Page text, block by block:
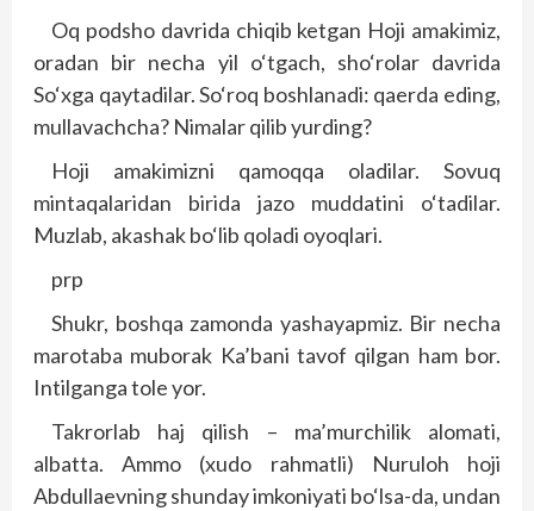
Oq podsho davrida chiqib ketgan Hoji amakimiz,
oradan bir necha yil o‘tgach, sho‘rolar davrida
So‘xga qaytadilar. So‘roq boshlanadi: qaerda eding,
mullavachcha? Nimalar qilib yurding?
Hoji amakimizni qamoqqa oladilar. Sovuq
mintaqalaridan birida jazo muddatini o‘tadilar.
Muzlab, akashak bo‘lib qoladi oyoqlari.
prp
Shukr, boshqa zamonda yashayapmiz. Bir necha
marotaba muborak Ka’bani tavof qilgan ham bor.
Intilganga tole yor.
Takrorlab haj qilish – ma’murchilik alomati,
albatta. Ammo (xudo rahmatli) Nuruloh hoji
Abdullaevning shunday imkoniyati bo‘lsa-da, undan